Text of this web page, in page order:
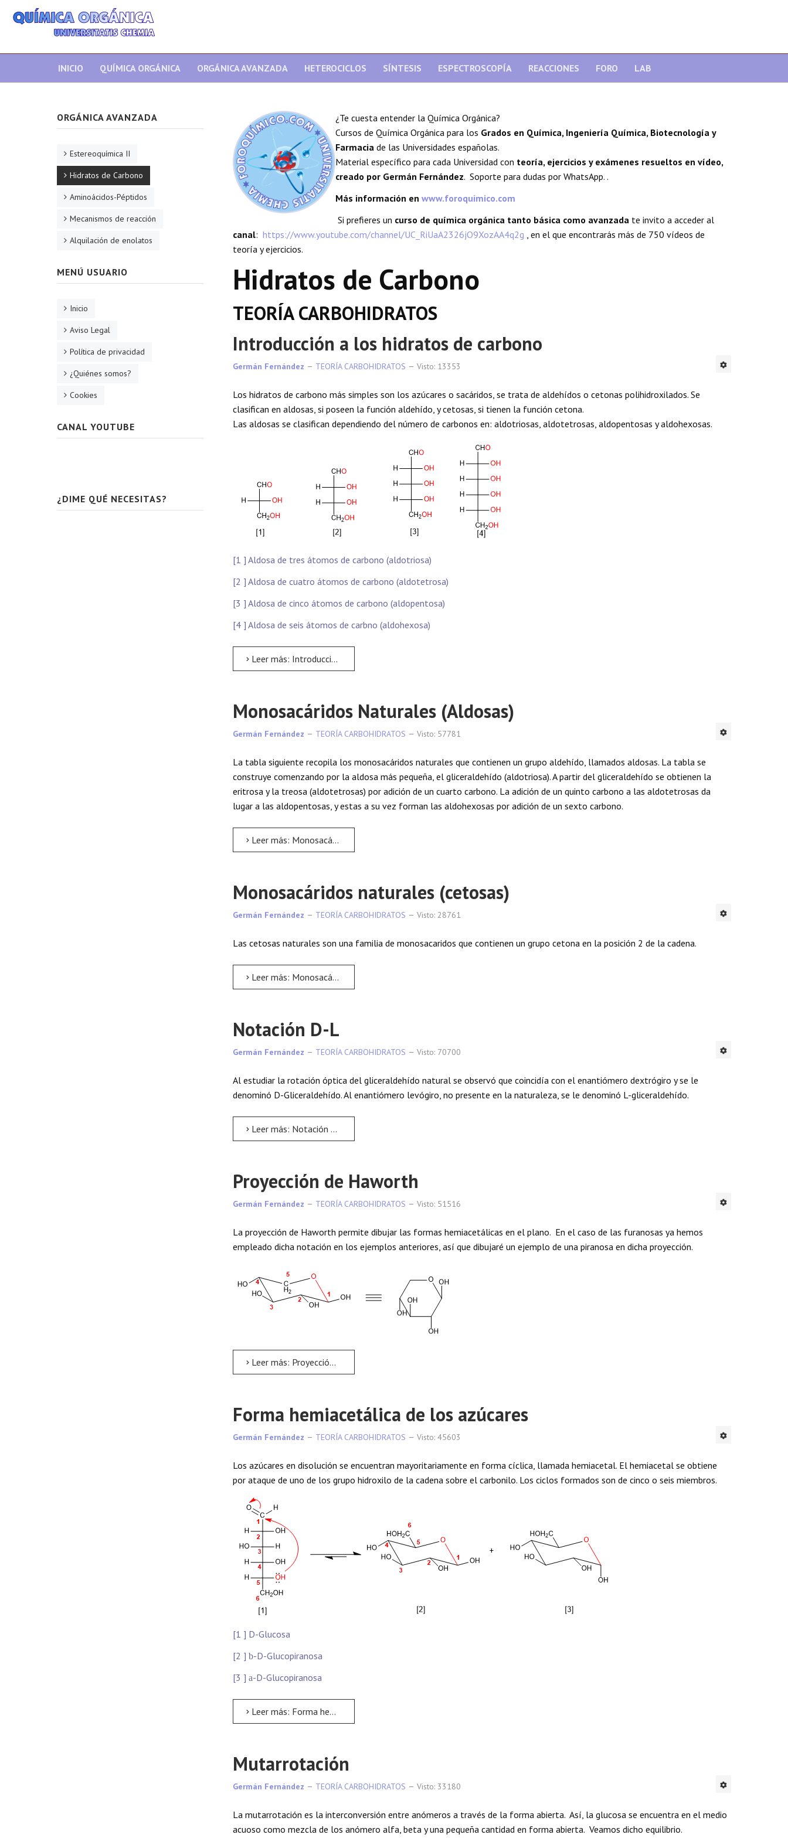
INICIO QUÍMICA ORGÁNICA ORGÁNICA AVANZADA HETEROCICLOS SÍNTESIS ESPECTROSCOPÍA REACCIONES FORO LAB
¿Te cuesta entender la Química Orgánica?
Cursos de Química Orgánica para los Grados en Química, Ingeniería Química, Biotecnología y
Farmacia de las Universidades españolas.
Material específico para cada Universidad con teoría, ejercicios y exámenes resueltos en vídeo,
creado por Germán Fernández. Soporte para dudas por WhatsApp. .
Más información en www.foroquimico.com
Si prefieres un curso de química orgánica tanto básica como avanzada te invito a acceder al
canal: https://www.youtube.com/channel/UC_RiUaA2326jO9XozAA4q2g , en el que encontrarás más de 750 vídeos de
teoría y ejercicios.
Hidratos de Carbono
TEORÍA CARBOHIDRATOS
Introducción a los hidratos de carbono
Germán Fernández TEORÍA CARBOHIDRATOS Visto: 13353
Los hidratos de carbono más simples son los azúcares o sacáridos, se trata de aldehídos o cetonas polihidroxilados. Se
clasifican en aldosas, si poseen la función aldehído, y cetosas, si tienen la función cetona.
Las aldosas se clasifican dependiendo del número de carbonos en: aldotriosas, aldotetrosas, aldopentosas y aldohexosas.
[1 ] Aldosa de tres átomos de carbono (aldotriosa)
[2 ] Aldosa de cuatro átomos de carbono (aldotetrosa)
[3 ] Aldosa de cinco átomos de carbono (aldopentosa)
[4 ] Aldosa de seis átomos de carbno (aldohexosa)
Leer más: Introducción a los hidratos de carbono
Monosacáridos Naturales (Aldosas)
Germán Fernández TEORÍA CARBOHIDRATOS Visto: 57781
La tabla siguiente recopila los monosacáridos naturales que contienen un grupo aldehído, llamados aldosas. La tabla se
construye comenzando por la aldosa más pequeña, el gliceraldehído (aldotriosa). A partir del gliceraldehído se obtienen la
eritrosa y la treosa (aldotetrosas) por adición de un cuarto carbono. La adición de un quinto carbono a las aldotetrosas da
lugar a las aldopentosas, y estas a su vez forman las aldohexosas por adición de un sexto carbono.
Leer más: Monosacáridos Naturales (Aldosas)
Monosacáridos naturales (cetosas)
Germán Fernández TEORÍA CARBOHIDRATOS Visto: 28761
Las cetosas naturales son una familia de monosacaridos que contienen un grupo cetona en la posición 2 de la cadena.
Leer más: Monosacáridos naturales (cetosas)
Notación D-L
Germán Fernández TEORÍA CARBOHIDRATOS Visto: 70700
Al estudiar la rotación óptica del gliceraldehído natural se observó que coincidía con el enantiómero dextrógiro y se le
denominó D-Gliceraldehído. Al enantiómero levógiro, no presente en la naturaleza, se le denominó L-gliceraldehído.
Leer más: Notación D-L
Proyección de Haworth
Germán Fernández TEORÍA CARBOHIDRATOS Visto: 51516
La proyección de Haworth permite dibujar las formas hemiacetálicas en el plano. En el caso de las furanosas ya hemos
empleado dicha notación en los ejemplos anteriores, así que dibujaré un ejemplo de una piranosa en dicha proyección.
Leer más: Proyección de Haworth
Forma hemiacetálica de los azúcares
Germán Fernández TEORÍA CARBOHIDRATOS Visto: 45603
Los azúcares en disolución se encuentran mayoritariamente en forma cíclica, llamada hemiacetal. El hemiacetal se obtiene
por ataque de uno de los grupo hidroxilo de la cadena sobre el carbonilo. Los ciclos formados son de cinco o seis miembros.
[1 ] D-Glucosa
[2 ] b-D-Glucopiranosa
[3 ] a-D-Glucopiranosa
Leer más: Forma hemiacetálica de los azúcares
Mutarrotación
Germán Fernández TEORÍA CARBOHIDRATOS Visto: 33180
La mutarrotación es la interconversión entre anómeros a través de la forma abierta. Así, la glucosa se encuentra en el medio
acuoso como mezcla de los anómero alfa, beta y una pequeña cantidad en forma abierta. Veamos dicho equilibrio.
ORGÁNICA AVANZADA
Estereoquímica II
Hidratos de Carbono
Aminoácidos-Péptidos
Mecanismos de reacción
Alquilación de enolatos
MENÚ USUARIO
Inicio
Aviso Legal
Política de privacidad
¿Quiénes somos?
Cookies
CANAL YOUTUBE
¿DIME QUÉ NECESITAS?